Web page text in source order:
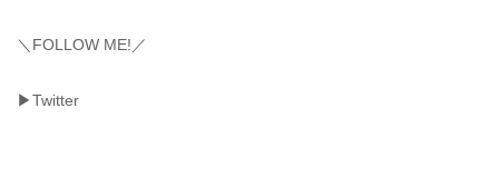
＼FOLLOW ME!／
▶Twitter